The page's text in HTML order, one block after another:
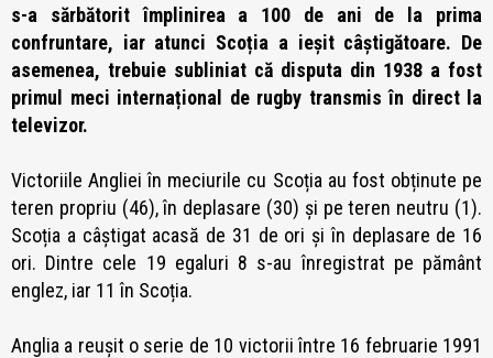
s-a sărbătorit împlinirea a 100 de ani de la prima
confruntare, iar atunci Scoția a ieșit câștigătoare. De
asemenea, trebuie subliniat că disputa din 1938 a fost
primul meci internațional de rugby transmis în direct la
televizor.
Victoriile Angliei în meciurile cu Scoția au fost obținute pe
teren propriu (46), în deplasare (30) și pe teren neutru (1).
Scoția a câștigat acasă de 31 de ori și în deplasare de 16
ori. Dintre cele 19 egaluri 8 s-au înregistrat pe pământ
englez, iar 11 în Scoția.
Anglia a reușit o serie de 10 victorii între 16 februarie 1991